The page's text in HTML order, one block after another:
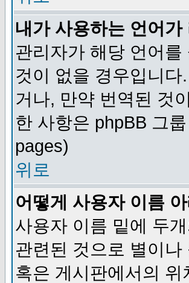
내가 사용하는 언어
관리자가 해당 언어
것이 없을 경우입니
거나, 만약 번역된 것
한 사항은 phpBB 그
pages)
위로
어떻게 사용자 이름
사용자 이름 밑에 두
관련된 것으로 별이
혹은 게시판에서의